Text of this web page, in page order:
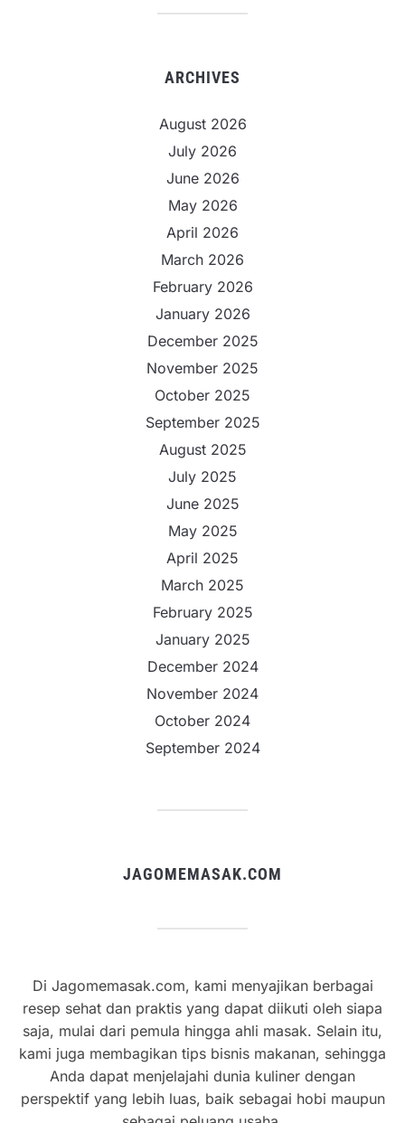
ARCHIVES
August 2026
July 2026
June 2026
May 2026
April 2026
March 2026
February 2026
January 2026
December 2025
November 2025
October 2025
September 2025
August 2025
July 2025
June 2025
May 2025
April 2025
March 2025
February 2025
January 2025
December 2024
November 2024
October 2024
September 2024
JAGOMEMASAK.COM
Di Jagomemasak.com, kami menyajikan berbagai
resep sehat dan praktis yang dapat diikuti oleh siapa
saja, mulai dari pemula hingga ahli masak. Selain itu,
kami juga membagikan tips bisnis makanan, sehingga
Anda dapat menjelajahi dunia kuliner dengan
perspektif yang lebih luas, baik sebagai hobi maupun